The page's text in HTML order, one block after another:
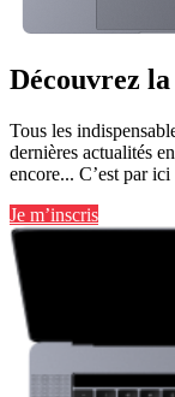
Découvrez
Tous les
dernières actualités
encore... C’est par ici
Je m’inscris